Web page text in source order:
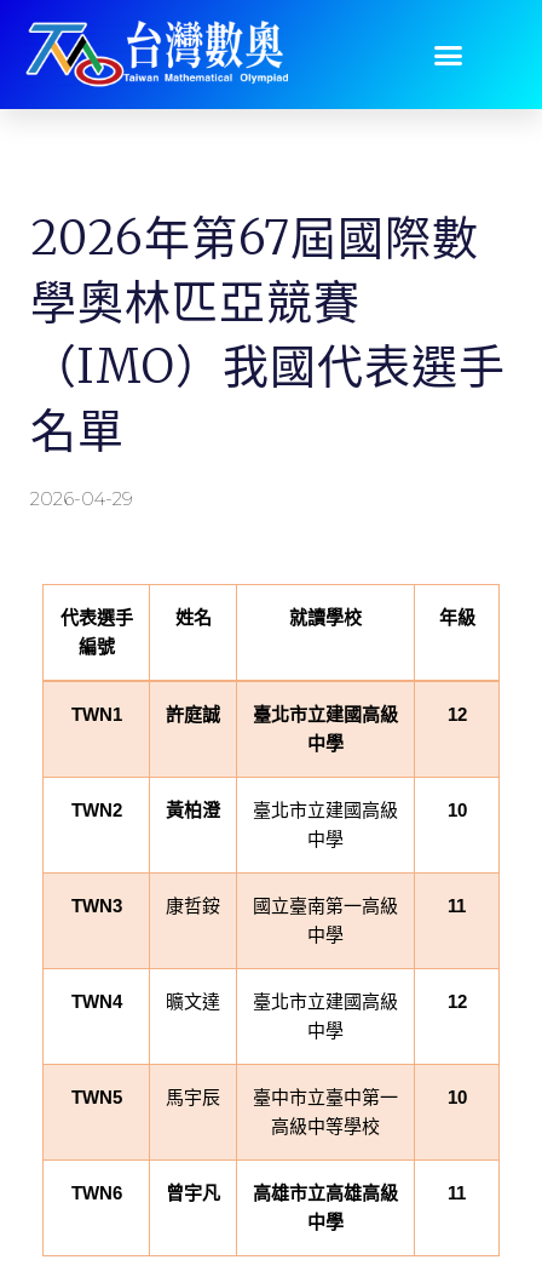
2026年第67屆國際數
學奧林匹亞競賽
（IMO）我國代表選手
名單
2026-04-29
代表選手
編號
姓名 就讀學校 年級
TWN1 許庭誠
臺北市立建國高級
中學
12
TWN2 黃柏澄
臺北市立建國高級
中學
10
TWN3 康哲銨
國立臺南第一高級
中學
11
TWN4 曠文達
臺北市立建國高級
中學
12
TWN5 馬宇辰
臺中市立臺中第一
高級中等學校
10
TWN6 曾宇凡
高雄市立高雄高級
中學
11